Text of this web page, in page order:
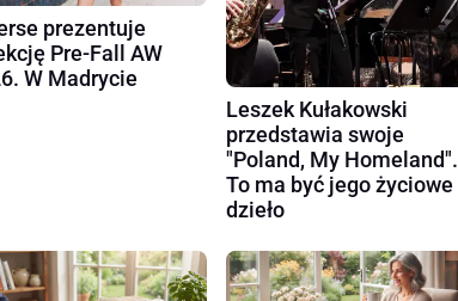
prezentuje
Pre-Fall AW
W Madrycie
Leszek Kułakowski
przedstawia swoje
"Poland, My Homeland".
To ma być jego życiowe
dzieło